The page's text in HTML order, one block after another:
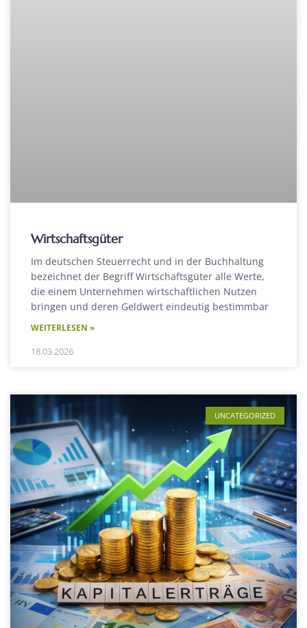
Wirtschaftsgüter
Im deutschen Steuerrecht und in der Buchhaltung
bezeichnet der Begriff Wirtschaftsgüter alle Werte,
die einem Unternehmen wirtschaftlichen Nutzen
bringen und deren Geldwert eindeutig bestimmbar
WEITERLESEN »
18.03.2026
UNCATEGORIZED